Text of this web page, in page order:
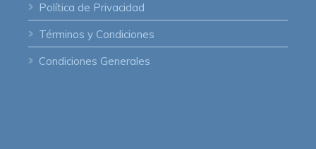
Política de Privacidad
Términos y Condiciones
Condiciones Generales